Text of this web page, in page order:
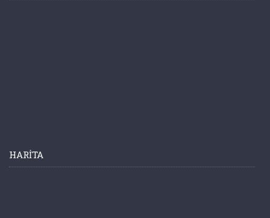
HARITA